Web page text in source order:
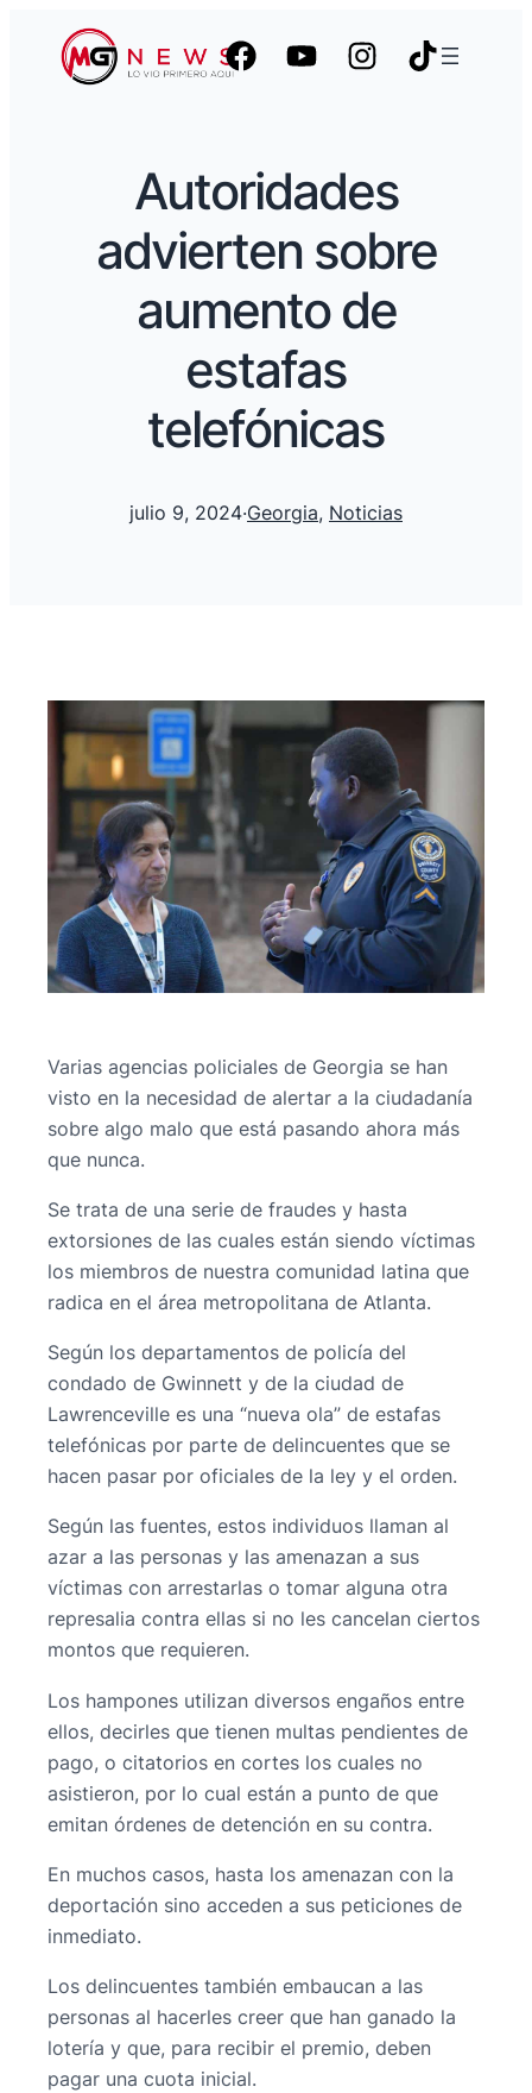
Autoridades
advierten sobre
aumento de
estafas
telefónicas
julio 9, 2024·Georgia, Noticias
Varias agencias policiales de Georgia se han
visto en la necesidad de alertar a la ciudadanía
sobre algo malo que está pasando ahora más
que nunca.
Se trata de una serie de fraudes y hasta
extorsiones de las cuales están siendo víctimas
los miembros de nuestra comunidad latina que
radica en el área metropolitana de Atlanta.
Según los departamentos de policía del
condado de Gwinnett y de la ciudad de
Lawrenceville es una “nueva ola” de estafas
telefónicas por parte de delincuentes que se
hacen pasar por oficiales de la ley y el orden.
Según las fuentes, estos individuos llaman al
azar a las personas y las amenazan a sus
víctimas con arrestarlas o tomar alguna otra
represalia contra ellas si no les cancelan ciertos
montos que requieren.
Los hampones utilizan diversos engaños entre
ellos, decirles que tienen multas pendientes de
pago, o citatorios en cortes los cuales no
asistieron, por lo cual están a punto de que
emitan órdenes de detención en su contra.
En muchos casos, hasta los amenazan con la
deportación sino acceden a sus peticiones de
inmediato.
Los delincuentes también embaucan a las
personas al hacerles creer que han ganado la
lotería y que, para recibir el premio, deben
pagar una cuota inicial.